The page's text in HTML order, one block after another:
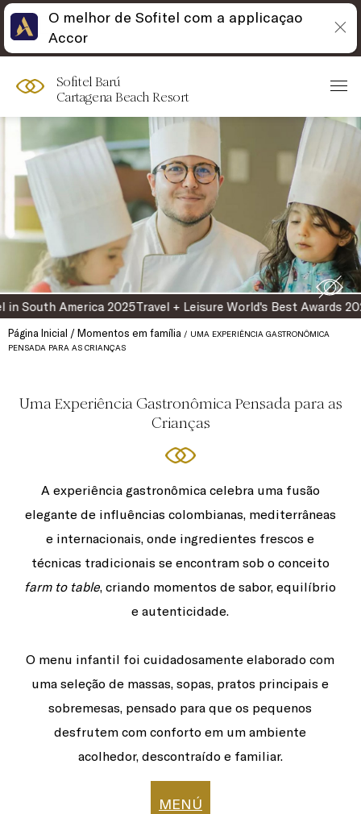
Skip
to
content
Open
acessibility
panel
Sofitel Barú
Cartagena Beach Resort
America 2025Travel + Leisure World's Best Awards 2026
Página Inicial Momentos em família
UMA EXPERIÊNCIA GASTRONÔMICA
PENSADA PARA AS CRIANÇAS
Uma Experiência Gastronômica Pensada para as
Crianças
A experiência gastronômica celebra uma fusão
elegante de influências colombianas, mediterrâneas
e internacionais, onde ingredientes frescos e
técnicas tradicionais se encontram sob o conceito
farm to table, criando momentos de sabor, equilíbrio
e autenticidade.
O menu infantil foi cuidadosamente elaborado com
uma seleção de massas, sopas, pratos principais e
sobremesas, pensado para que os pequenos
desfrutem com conforto em um ambiente
acolhedor, descontraído e familiar.
MENÚ
O melhor de Sofitel com a applicaçao
Accor